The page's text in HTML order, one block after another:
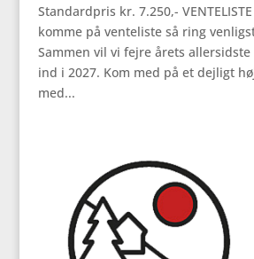
Standardpris kr. 7.250,-
komme på venteliste så ring
Sammen vil vi fejre årets allersidste
ind i 2027. Kom med på et dejligt
med...